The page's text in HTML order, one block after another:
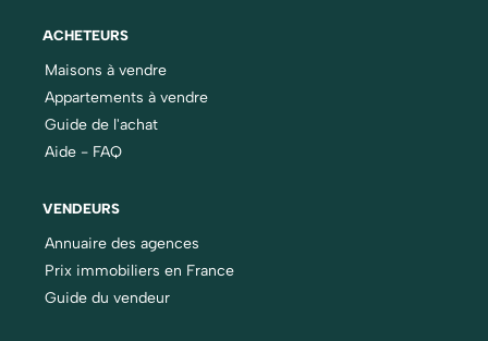
ACHETEURS
Maisons à vendre
Appartements à vendre
Guide de l'achat
Aide - FAQ
VENDEURS
Annuaire des agences
Prix immobiliers en France
Guide du vendeur